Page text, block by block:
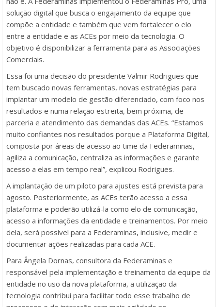
solução digital que busca o engajamento da equipe que
compõe a entidade e também que vem fortalecer o elo
entre a entidade e as ACEs por meio da tecnologia. O
objetivo é disponibilizar a ferramenta para as Associações
Comerciais.
Essa foi uma decisão do presidente Valmir Rodrigues que
tem buscado novas ferramentas, novas estratégias para
implantar um modelo de gestão diferenciado, com foco nos
resultados e numa relação estreita, bem próxima, de
parceria e atendimento das demandas das ACEs. “Estamos
muito confiantes nos resultados porque a Plataforma Digital,
composta por áreas de acesso ao time da Federaminas,
agiliza a comunicação, centraliza as informações e garante
acesso a elas em tempo real”, explicou Rodrigues.
A implantação de um piloto para ajustes está prevista para
agosto. Posteriormente, as ACEs terão acesso a essa
plataforma e poderão utilizá-la como elo de comunicação,
acesso a informações da entidade e treinamentos. Por meio
dela, será possível para a Federaminas, inclusive, medir e
documentar ações realizadas para cada ACE.
Para Ângela Dornas, consultora da Federaminas e
responsável pela implementação e treinamento da equipe da
entidade no uso da nova plataforma, a utilização da
tecnologia contribui para facilitar todo esse trabalho de